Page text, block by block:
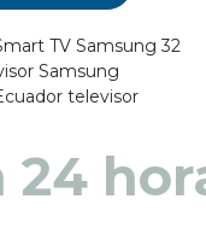
TV Samsung 32
Samsung
televisor
24